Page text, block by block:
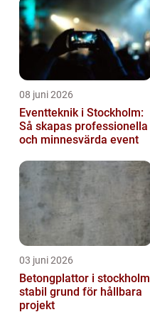
08 juni 2026
Eventteknik i Stockholm:
Så skapas professionella
och minnesvärda event
03 juni 2026
Betongplattor i stockholm
stabil grund för hållbara
projekt